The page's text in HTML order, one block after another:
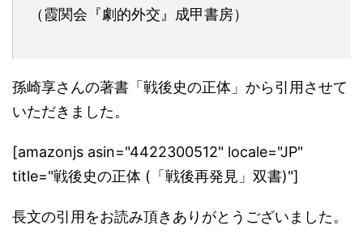
（霞関会『劇的外交』成甲書房）
孫崎享さんの著書「戦後史の正体」から引用させて
いただきました。
[amazonjs asin="4422300512" locale="JP"
title="戦後史の正体 (「戦後再発見」双書)"]
長文の引用をお読み頂きありがとうございました。